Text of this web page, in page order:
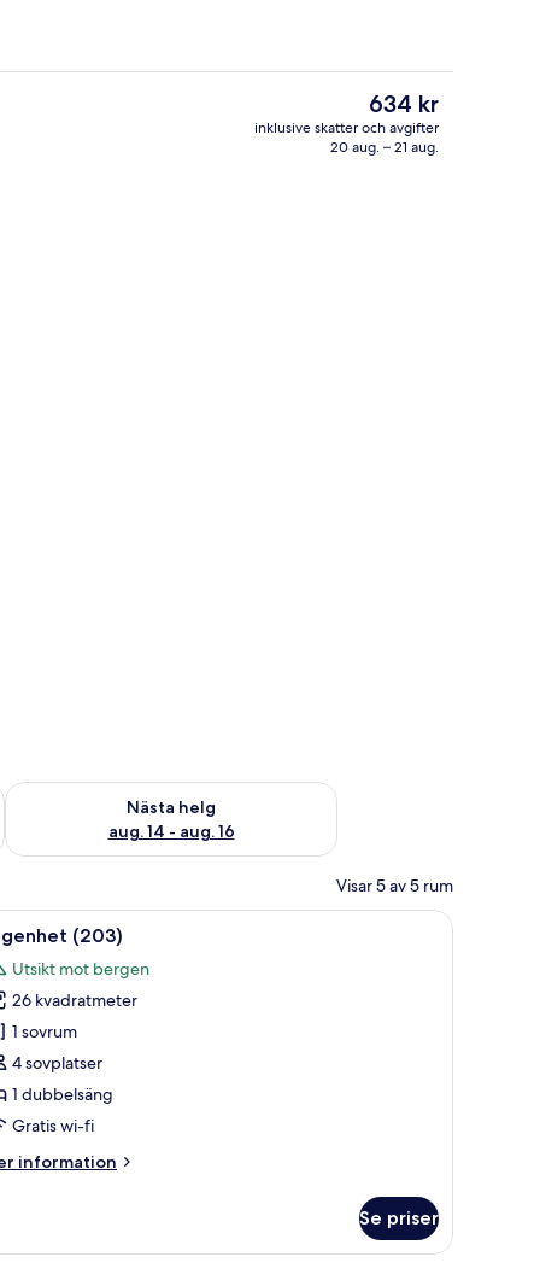
Det
nuvarande
priset
634 kr
inklusive skatter och avgifter
20 aug. – 21 aug.
aug. 7 - aug. 9
Nästa helg
aug. 14 - aug. 16
Kontrollera tillgängligheten för nästa helg aug. 14 - aug. 16
Visar 5 av 5 rum
Ett sovrum med en säng, ett fönster och en
8 (203)
Utsikt mot bergen
26 kvadratmeter
1 sovrum
4 sovplatser
1 dubbelsäng
Gratis wi-fi
information
Se priser